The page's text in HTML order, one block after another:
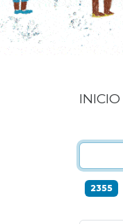
INICIO
2355